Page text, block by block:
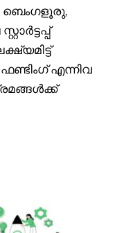
ബെംഗളൂരു,
എന്നിവ